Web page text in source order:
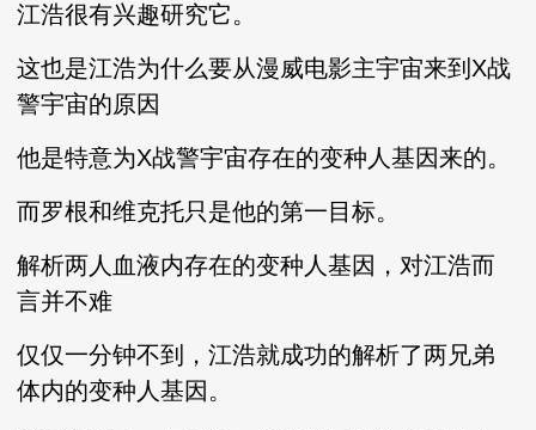
江浩很有兴趣研究它。
这也是江浩为什么要从漫威电影主宇宙来到X战
警宇宙的原因
他是特意为X战警宇宙存在的变种人基因来的。
而罗根和维克托只是他的第一目标。
解析两人血液内存在的变种人基因，对江浩而
言并不难
仅仅一分钟不到，江浩就成功的解析了两兄弟
体内的变种人基因。